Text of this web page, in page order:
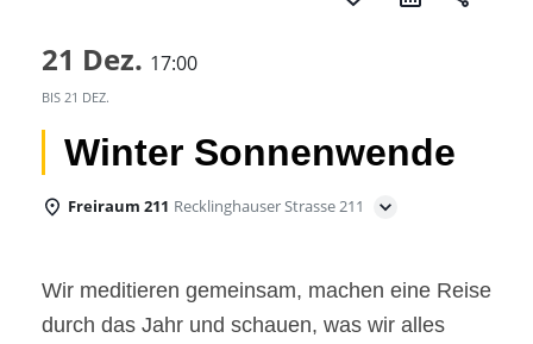
21 Dez. 17:00
BIS 21 DEZ.
Winter Sonnenwende
Freiraum 211 Recklinghauser Strasse 211
Wir meditieren gemeinsam, machen eine Reise
durch das Jahr und schauen, was wir alles